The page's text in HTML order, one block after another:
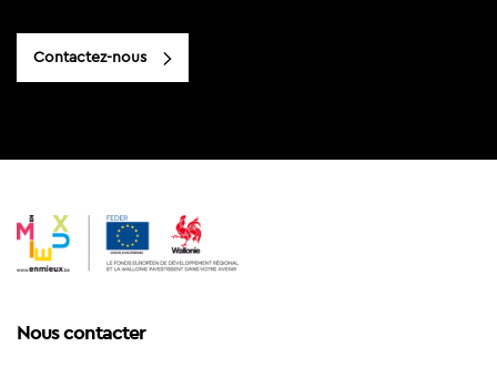
Contactez-nous
Nous contacter